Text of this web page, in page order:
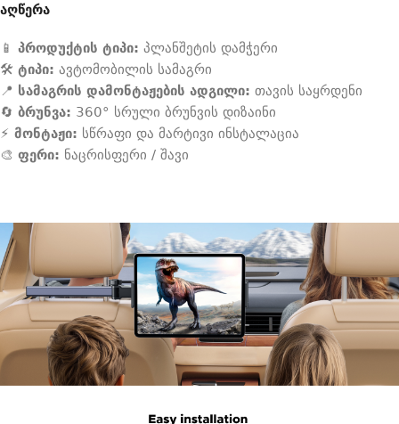
აღწერა
📱 პროდუქტის ტიპი: პლანშეტის დამჭერი
🛠️ ტიპი: ავტომობილის სამაგრი
📍 სამაგრის დამონტაჟების ადგილი: თავის საყრდენი
🔄 ბრუნვა: 360° სრული ბრუნვის დიზაინი
⚡ მონტაჟი: სწრაფი და მარტივი ინსტალაცია
🎨 ფერი: ნაცრისფერი / შავი